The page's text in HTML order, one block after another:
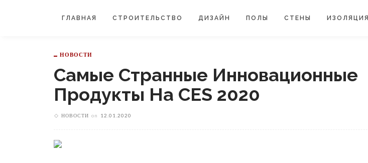
ГЛАВНАЯ СТРОИТЕЛЬСТВО ДИЗАЙН ПОЛЫ СТЕНЫ ИЗОЛЯЦИЯ
НОВОСТИ
Самые Странные Инновационные
Продукты На CES 2020
НОВОСТИ on 12.01.2020